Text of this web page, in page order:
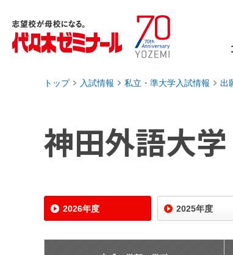
トップ 入試情報 私立・準大学入試情報 出
神田外語大学
2026年度 2025年度